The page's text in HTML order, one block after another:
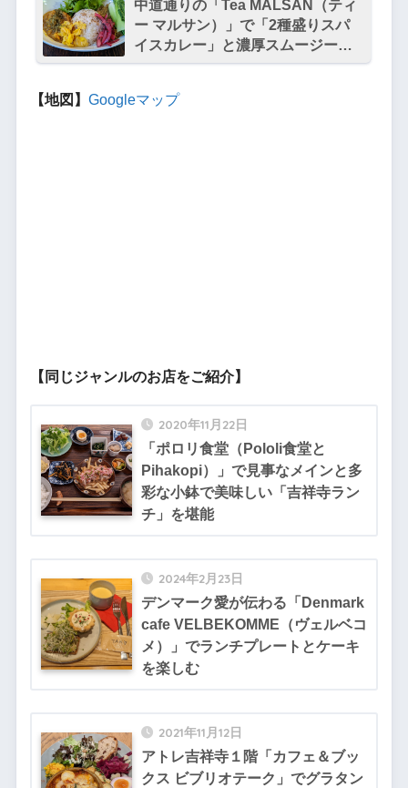
中道通りの「Tea MALSAN（ティ
ー マルサン）」で「2種盛りスパ
イスカレー」と濃厚スムージーを
堪能
【地図】 Googleマップ
【同じジャンルのお店をご紹介】
2020年11月22日
「ポロリ食堂（Pololi食堂と
Pihakopi）」で見事なメインと多
彩な小鉢で美味しい「吉祥寺ラン
チ」を堪能
2024年2月23日
デンマーク愛が伝わる「Denmark
cafe VELBEKOMME（ヴェルベコ
メ）」でランチプレートとケーキ
を楽しむ
2021年11月12日
アトレ吉祥寺１階「カフェ＆ブッ
クス ビブリオテーク」でグラタン